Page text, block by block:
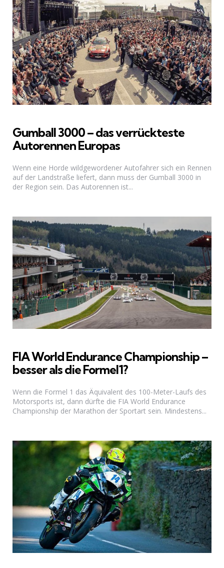
Gumball 3000 – das verrückteste
Autorennen Europas
Wenn eine Horde wildgewordener Autofahrer sich ein Rennen
auf der Landstraße liefert, dann muss der Gumball 3000 in
der Region sein. Das Autorennen ist...
FIA World Endurance Championship –
besser als die Formel1?
Wenn die Formel 1 das Äquivalent des 100-Meter-Laufs des
Motorsports ist, dann dürfte die FIA World Endurance
Championship der Marathon der Sportart sein. Mindestens...